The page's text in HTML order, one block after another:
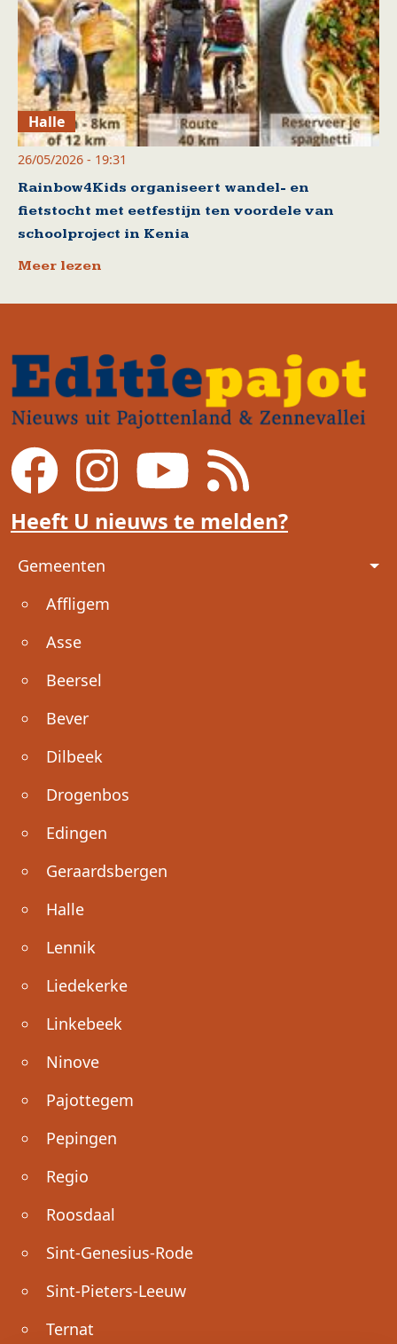
Halle
26/05/2026 - 19:31
Rainbow4Kids organiseert wandel- en
fietstocht met eetfestijn ten voordele van
schoolproject in Kenia
Meer lezen
Heeft U nieuws te melden?
Voet
Gemeenten
Affligem
Asse
Beersel
Bever
Dilbeek
Drogenbos
Edingen
Geraardsbergen
Halle
Lennik
Liedekerke
Linkebeek
Ninove
Pajottegem
Pepingen
Regio
Roosdaal
Sint-Genesius-Rode
Sint-Pieters-Leeuw
Ternat